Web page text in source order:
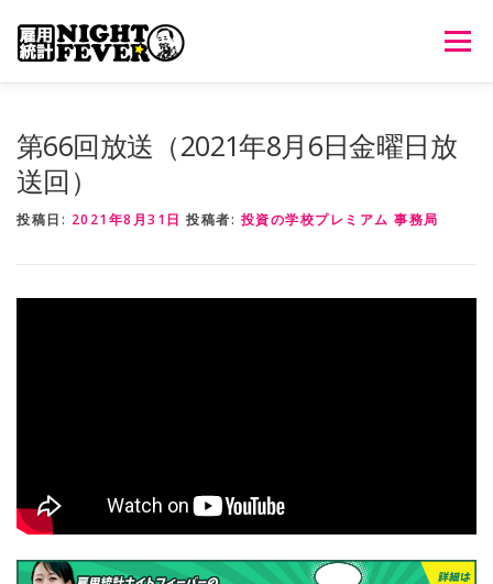
メニュ
第66回放送（2021年8月6日金曜日放
送回）
投稿日: 2021年8月31日 投稿者: 投資の学校プレミアム 事務局